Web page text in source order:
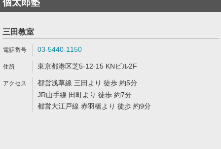
個太郎塾
三田教室
03-5440-1150
東京都港区芝5-12-15 KNビル2F
都営浅草線 三田より 徒歩 約5分
JR山手線 田町より 徒歩 約7分
都営大江戸線 赤羽橋より 徒歩 約9分